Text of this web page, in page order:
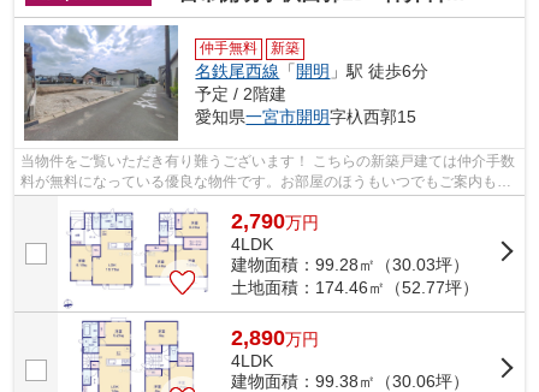
仲手無料 新築
名鉄尾西線 「開明 」駅 徒歩6分
予定 / 2階建
愛知県一宮市開明字杁西郭15
当物件をご覧いただき有り難うございます！ こちらの新築戸建ては仲介手数
料が無料になっている優良な物件です。お部屋のほうもいつでもご案内もさ
2,790万円
4LDK
建物面積：99.28㎡（30.03坪）
土地面積：174.46㎡（52.77坪）
2,890万円
4LDK
建物面積：99.38㎡（30.06坪）